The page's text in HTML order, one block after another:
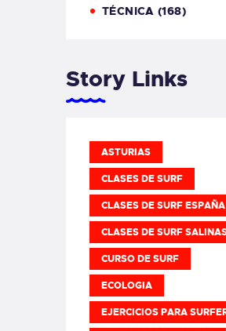
TÉCNICA (168)
Story Links
ASTURIAS
CLASES DE SURF
CLASES DE SURF ESPAÑA
CLASES DE SURF
CURSO DE SURF
ECOLOGIA
EJERCICIOS PARA